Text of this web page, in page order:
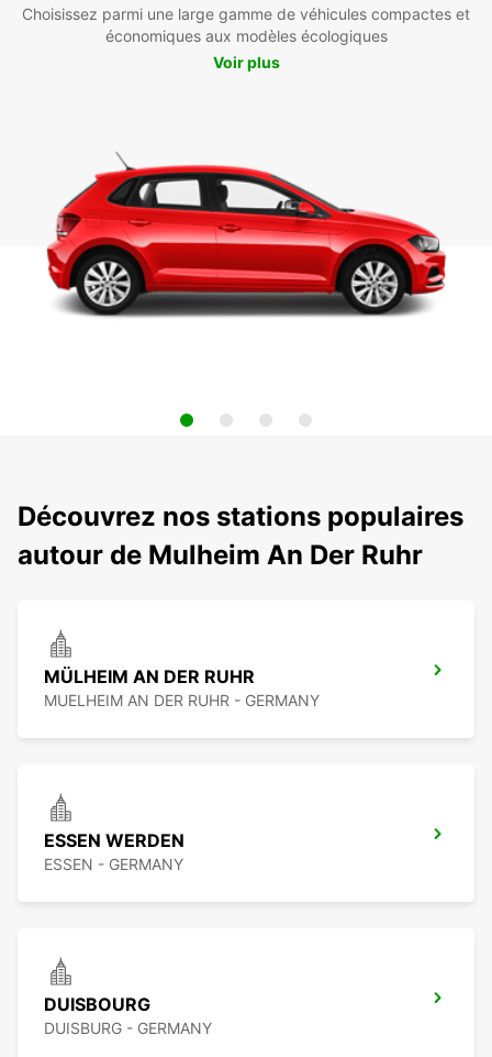
Choisissez parmi une large gamme de véhicules compactes et
économiques aux modèles écologiques
Voir plus
Découvrez nos stations populaires
autour de Mulheim An Der Ruhr
MÜLHEIM AN DER RUHR
MUELHEIM AN DER RUHR - GERMANY
ESSEN WERDEN
ESSEN - GERMANY
DUISBOURG
DUISBURG - GERMANY